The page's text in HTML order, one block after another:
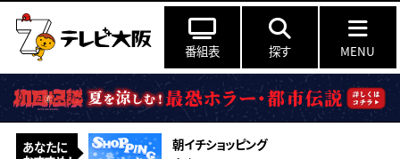
番組表 探す MENU
あなたに
朝イチショッピング